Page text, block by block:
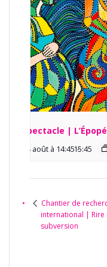
Spectacle |
14 août à 14:45 -
15:45
Chantier de
international | Rire
subversion